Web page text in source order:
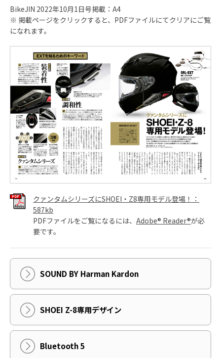
BikeJIN 2022年10月1日号掲載：A4
※ 掲載ページをクリックすると、PDFファイルにてクリアにご覧
になれます。
クァンタムシリーズにSHOEI・Z8専用モデル登場！：
587kb
PDFファイルをご覧になるには、 Adobe® Reader®が必
要です。
SOUND BY Harman Kardon
SHOEI Z-8専用デザイン
Bluetooth 5